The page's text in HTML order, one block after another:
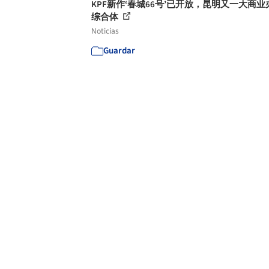
KPF新作‘春城66号’已开放，昆明又一大商业
综合体
Noticias
Guardar